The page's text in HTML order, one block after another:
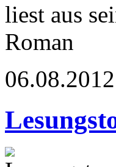
06.08.2012